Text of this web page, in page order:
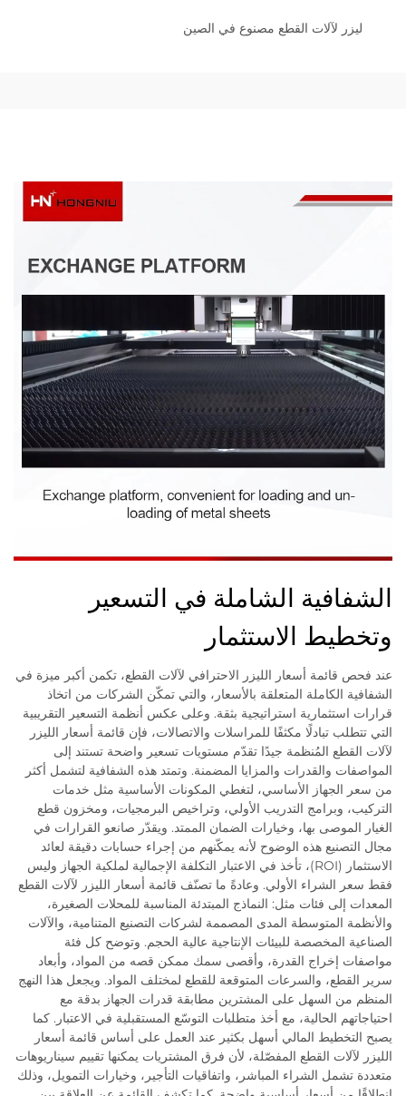
ليزر لآلات القطع مصنوع في الصين
الشفافية الشاملة في التسعير
وتخطيط الاستثمار
عند فحص قائمة أسعار الليزر الاحترافي لآلات القطع، تكمن أكبر ميزة في
الشفافية الكاملة المتعلقة بالأسعار، والتي تمكّن الشركات من اتخاذ
قرارات استثمارية استراتيجية بثقة. وعلى عكس أنظمة التسعير التقريبية
التي تتطلب تبادلًا مكثفًا للمراسلات والاتصالات، فإن قائمة أسعار الليزر
لآلات القطع المُنظمة جيدًا تقدّم مستويات تسعير واضحة تستند إلى
المواصفات والقدرات والمزايا المضمنة. وتمتد هذه الشفافية لتشمل أكثر
من سعر الجهاز الأساسي، لتغطي المكونات الأساسية مثل خدمات
التركيب، وبرامج التدريب الأولي، وتراخيص البرمجيات، ومخزون قطع
الغيار الموصى بها، وخيارات الضمان الممتد. ويقدّر صانعو القرارات في
مجال التصنيع هذه الوضوح لأنه يمكّنهم من إجراء حسابات دقيقة لعائد
الاستثمار (ROI)، تأخذ في الاعتبار التكلفة الإجمالية لملكية الجهاز وليس
فقط سعر الشراء الأولي. وعادةً ما تصنّف قائمة أسعار الليزر لآلات القطع
المعدات إلى فئات مثل: النماذج المبتدئة المناسبة للمحلات الصغيرة،
والأنظمة المتوسطة المدى المصممة لشركات التصنيع المتنامية، والآلات
الصناعية المخصصة للبيئات الإنتاجية عالية الحجم. وتوضح كل فئة
مواصفات إخراج القدرة، وأقصى سمك ممكن قصه من المواد، وأبعاد
سرير القطع، والسرعات المتوقعة للقطع لمختلف المواد. ويجعل هذا النهج
المنظم من السهل على المشترين مطابقة قدرات الجهاز بدقة مع
احتياجاتهم الحالية، مع أخذ متطلبات التوسّع المستقبلية في الاعتبار. كما
يصبح التخطيط المالي أسهل بكثير عند العمل على أساس قائمة أسعار
الليزر لآلات القطع المفصّلة، لأن فرق المشتريات يمكنها تقييم سيناريوهات
متعددة تشمل الشراء المباشر، واتفاقيات التأجير، وخيارات التمويل، وذلك